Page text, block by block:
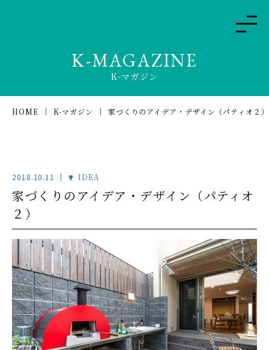
K-MAGAZINE
K-マガジン
HOME K-マガジン 家づくりのアイデア・デザイン（パティオ２）
2018.10.11 IDEA
家づくりのアイデア・デザイン（パティオ
２）